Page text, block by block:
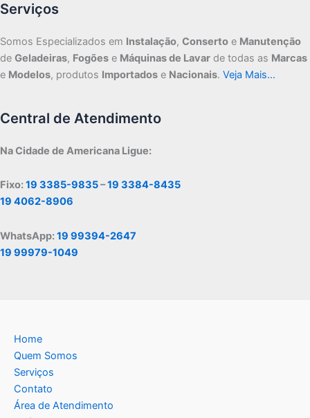
Serviços
Somos Especializados em Instalação, Conserto e Manutenção
de Geladeiras, Fogões e Máquinas de Lavar de todas as Marcas
e Modelos, produtos Importados e Nacionais. Veja Mais…
Central de Atendimento
Na Cidade de Americana Ligue:
Fixo:19 3385-9835–19 3384-8435
19 4062-8906
WhatsApp:19 99394-2647
19 99979-1049
Home
Quem Somos
Serviços
Contato
Área de Atendimento